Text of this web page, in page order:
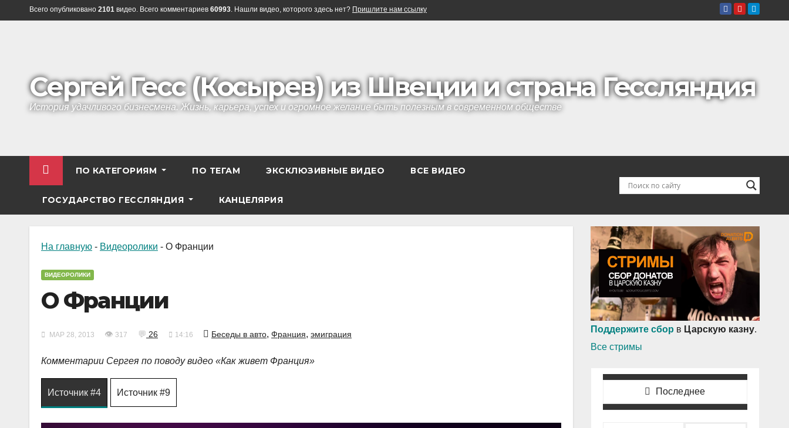
ПерейтиВсего опубликовано 2101 видео. Всего комментариев 60993. Нашли видео, которого здесь нет? Пришлите нам ссылку
Сергей Гесс (Косырев) из Швеции и страна Гессляндия
История удачливого бизнесмена. Жизнь, карьера, успех и огромное желание быть полезным в современном обществе
ПО КАТЕГОРИЯМ ПО ТЕГАМ ЭКСКЛЮЗИВНЫЕ ВИДЕО ВСЕ ВИДЕО
ГОСУДАРСТВО ГЕССЛЯНДИЯ КАНЦЕЛЯРИЯ
На главную - Видеоролики - О Франции
ВИДЕОРОЛИКИ
О Франции
МАР 28, 2013 👁 317 💬 26 14:16 Беседы в авто, Франция, эмиграция
Комментарии Сергея по поводу видео «Как живет Франция»
Источник #4 Источник #9
Поддержите сбор в Царскую казну.
Все стримы
Последнее